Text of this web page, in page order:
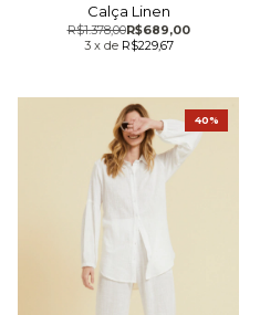
Calça Linen
R$689,00
R$1.378,00
3 x de R$229,67
40%